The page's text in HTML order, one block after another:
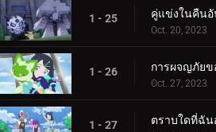
1 - 25 คู่แข่งในคืน
Oct. 20, 2023
1 - 26 การผจญภัยข
Oct. 27, 2023
1 - 27 ตราบใดที่ฉั